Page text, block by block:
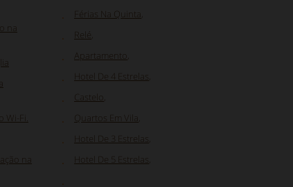
na
Wi-Fi.
na
Férias Na Quinta
Relé
Apartamento
Hotel De 4 Estrelas
Castelo
Quartos Em Vila
Hotel De 3 Estrelas
Hotel De 5 Estrelas